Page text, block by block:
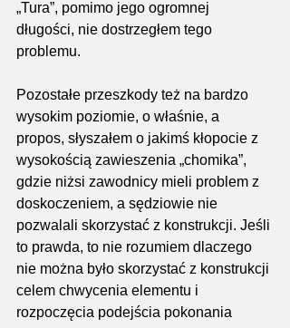
„Tura”, pomimo jego ogromnej
długości, nie dostrzegłem tego
problemu.
Pozostałe przeszkody też na bardzo
wysokim poziomie, o właśnie, a
propos, słyszałem o jakimś kłopocie z
wysokością zawieszenia „chomika”,
gdzie niżsi zawodnicy mieli problem z
doskoczeniem, a sędziowie nie
pozwalali skorzystać z konstrukcji. Jeśli
to prawda, to nie rozumiem dlaczego
nie można było skorzystać z konstrukcji
celem chwycenia elementu i
rozpoczęcia podejścia pokonania